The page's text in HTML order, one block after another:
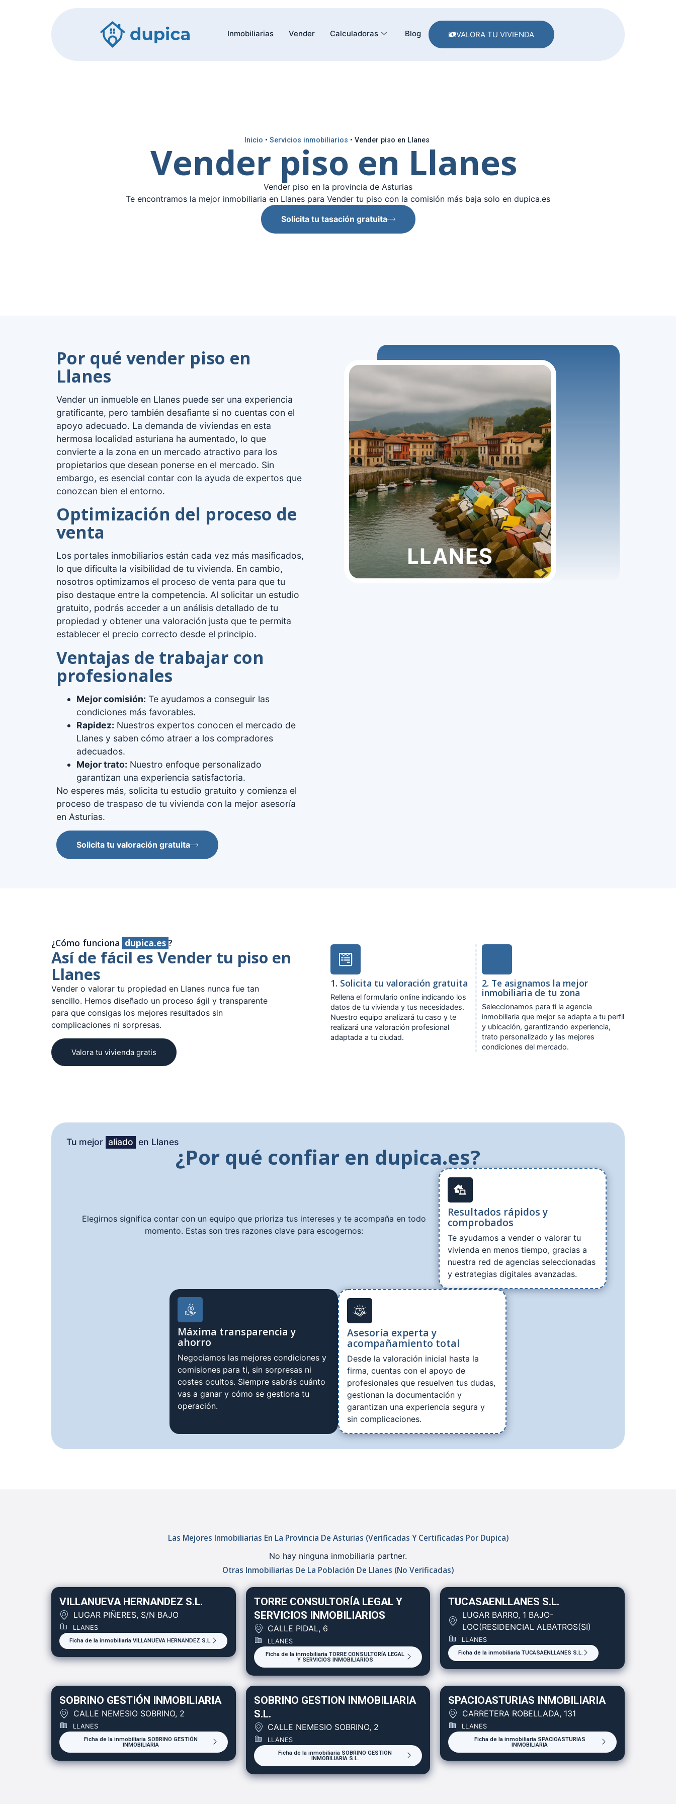
Inmobiliarias Vender Calculadoras Blog VALORA TU VIVIENDA
Inicio • Servicios inmobiliarios • Vender piso en Llanes
Vender piso en Llanes
Vender piso en la provincia de Asturias
Te encontramos la mejor inmobiliaria en Llanes para Vender tu piso con la comisión más baja solo en dupica.es
Solicita tu tasación gratuita
Por qué vender piso en
Llanes
Vender un inmueble en Llanes puede ser una experiencia
gratificante, pero también desafiante si no cuentas con el
apoyo adecuado. La demanda de viviendas en esta
hermosa localidad asturiana ha aumentado, lo que
convierte a la zona en un mercado atractivo para los
propietarios que desean ponerse en el mercado. Sin
embargo, es esencial contar con la ayuda de expertos que
conozcan bien el entorno.
Optimización del proceso de
venta
Los portales inmobiliarios están cada vez más masificados,
lo que dificulta la visibilidad de tu vivienda. En cambio,
nosotros optimizamos el proceso de venta para que tu
piso destaque entre la competencia. Al solicitar un estudio
gratuito, podrás acceder a un análisis detallado de tu
propiedad y obtener una valoración justa que te permita
establecer el precio correcto desde el principio.
Ventajas de trabajar con
profesionales
Mejor comisión: Te ayudamos a conseguir las
condiciones más favorables.
Rapidez: Nuestros expertos conocen el mercado de
Llanes y saben cómo atraer a los compradores
adecuados.
Mejor trato: Nuestro enfoque personalizado
garantizan una experiencia satisfactoria.
No esperes más, solicita tu estudio gratuito y comienza el
proceso de traspaso de tu vivienda con la mejor asesoría
en Asturias.
Solicita tu valoración gratuita
¿Cómo funciona dupica.es ?
Así de fácil es Vender tu piso en
Llanes
Vender o valorar tu propiedad en Llanes nunca fue tan
sencillo. Hemos diseñado un proceso ágil y transparente
para que consigas los mejores resultados sin
complicaciones ni sorpresas.
Valora tu vivienda gratis
1. Solicita tu valoración gratuita
Rellena el formulario online indicando los
datos de tu vivienda y tus necesidades.
Nuestro equipo analizará tu caso y te
realizará una valoración profesional
adaptada a tu ciudad.
2. Te asignamos la mejor
inmobiliaria de tu zona
Seleccionamos para ti la agencia
inmobiliaria que mejor se adapta a tu perfil
y ubicación, garantizando experiencia,
trato personalizado y las mejores
condiciones del mercado.
Tu mejor aliado en Llanes
¿Por qué confiar en dupica.es?
Elegirnos significa contar con un equipo que prioriza tus intereses y te acompaña en todo
momento. Estas son tres razones clave para escogernos:
Resultados rápidos y
comprobados
Te ayudamos a vender o valorar tu
vivienda en menos tiempo, gracias a
nuestra red de agencias seleccionadas
y estrategias digitales avanzadas.
Máxima transparencia y
ahorro
Negociamos las mejores condiciones y
comisiones para ti, sin sorpresas ni
costes ocultos. Siempre sabrás cuánto
vas a ganar y cómo se gestiona tu
operación.
Asesoría experta y
acompañamiento total
Desde la valoración inicial hasta la
firma, cuentas con el apoyo de
profesionales que resuelven tus dudas,
gestionan la documentación y
garantizan una experiencia segura y
sin complicaciones.
Las Mejores Inmobiliarias En La Provincia De Asturias (verificadas Y Certificadas Por Dupica)
No hay ninguna inmobiliaria partner.
Otras Inmobiliarias De La Población De Llanes (no Verificadas)
VILLANUEVA HERNANDEZ S.L.
LUGAR PIÑERES, S/N BAJO
LLANES
Ficha de la inmobiliaria VILLANUEVA HERNANDEZ S.L.
TORRE CONSULTORÍA LEGAL Y
SERVICIOS INMOBILIARIOS
CALLE PIDAL, 6
LLANES
Ficha de la inmobiliaria TORRE CONSULTORÍA LEGAL
Y SERVICIOS INMOBILIARIOS
TUCASAENLLANES S.L.
LUGAR BARRO, 1 BAJO-
LOC(RESIDENCIAL ALBATROS(SI)
LLANES
Ficha de la inmobiliaria TUCASAENLLANES S.L.
SOBRINO GESTIÓN INMOBILIARIA
CALLE NEMESIO SOBRINO, 2
LLANES
Ficha de la inmobiliaria SOBRINO GESTIÓN
INMOBILIARIA
SOBRINO GESTION INMOBILIARIA
S.L.
CALLE NEMESIO SOBRINO, 2
LLANES
Ficha de la inmobiliaria SOBRINO GESTION
INMOBILIARIA S.L.
SPACIOASTURIAS INMOBILIARIA
CARRETERA ROBELLADA, 131
LLANES
Ficha de la inmobiliaria SPACIOASTURIAS
INMOBILIARIA